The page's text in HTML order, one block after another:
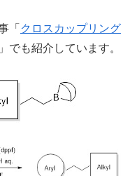
「 クロスカップリング
」でも紹介しています。